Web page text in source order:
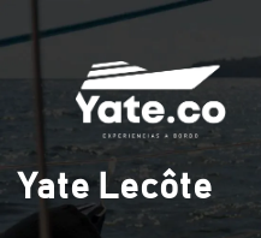
Saltar al contenido
Yate Lecôte